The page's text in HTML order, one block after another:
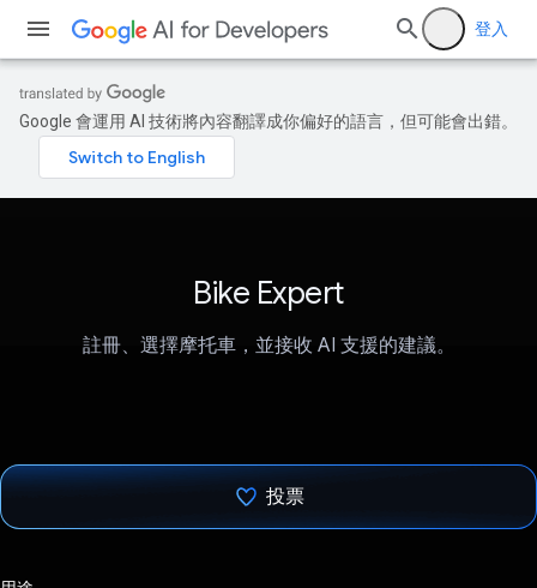
登入
Google 會運用 AI 技術將內容翻譯成你偏好的語言，但可能會出錯。
Bike Expert
註冊、選擇摩托車，並接收 AI 支援的建議。
投票